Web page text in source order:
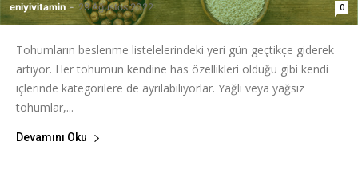
eniyivitamin - 29 Ağustos 2022 0
Tohumların beslenme listelelerindeki yeri gün geçtikçe giderek
artıyor. Her tohumun kendine has özellikleri olduğu gibi kendi
içlerinde kategorilere de ayrılabiliyorlar. Yağlı veya yağsız
tohumlar,...
Devamını Oku